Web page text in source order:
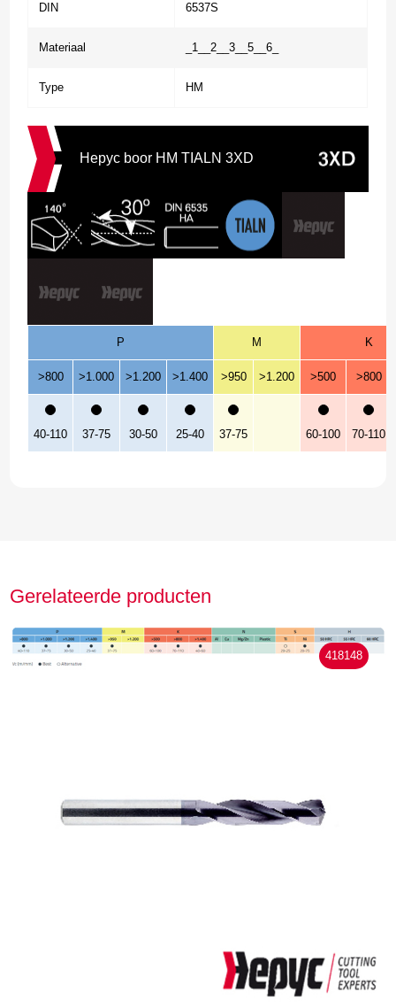
DIN 6537S
Materiaal _1__2__3__5__6_
Type HM
Hepyc boor HM TIALN 3XD
P M K
>800 >1.000 >1.200 >1.400 >950 >1.200 >500 >800
40-110 37-75 30-50 25-40 37-75 60-100 70-110
Gerelateerde producten
418148